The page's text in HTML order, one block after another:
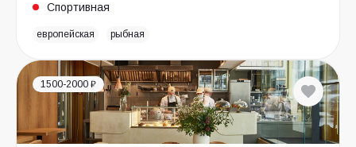
Спортивная
европейская рыбная
1500-2000 ₽